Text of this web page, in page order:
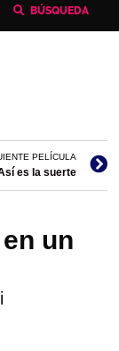
BÚSQUEDA
PELÍCULA
es la suerte
un